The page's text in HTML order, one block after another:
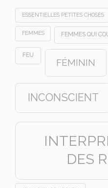
ESSENTIELLES PETITES CHOSES
FEMMES FEMMES QUI
FEU
FÉMININ
INCONSCIENT
DES